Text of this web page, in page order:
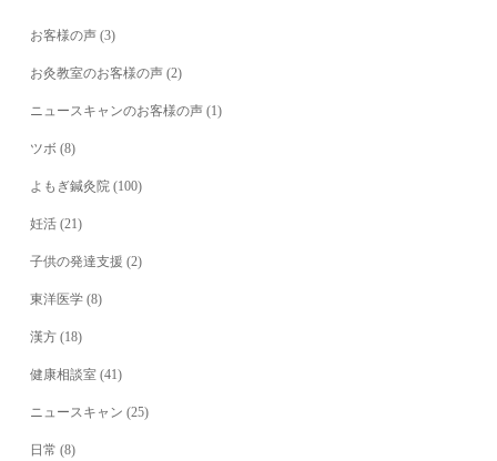
お客様の声 (3)
お灸教室のお客様の声 (2)
ニュースキャンのお客様の声 (1)
ツボ (8)
よもぎ鍼灸院 (100)
妊活 (21)
子供の発達支援 (2)
東洋医学 (8)
漢方 (18)
健康相談室 (41)
ニュースキャン (25)
日常 (8)